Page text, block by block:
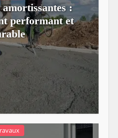
amortissantes :
performant et